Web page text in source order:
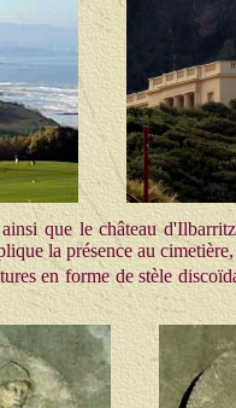
que le château
la présence au
en forme de stèle